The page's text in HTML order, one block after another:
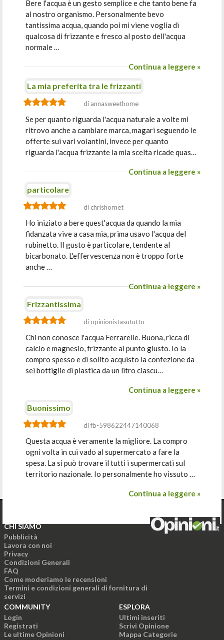
Bere l'acqua è un gesto semplice e che tanto bene fa
al nostro organismo. Personalmente bevo
tantissima acqua, quando poi mi viene voglia di
qualcosa di frizzante e fresco al posto dell'acqua
normale …
Continua a leggere »
La mia preferita tra le frizzanti
di annasweethome
Se per quanto riguarda l'acqua naturale a volte mi
ritrovo anche a cambiare marca, magari seguendo le
offerte sui vari volantini, invece per quanto
riguarda l'acqua frizzante la mia scelta ricade quas…
Continua a leggere »
particolare
di chrishornet
Ho iniziato a bere quest'acqua da quando la mia
fidanzata vive a casa mia, prima usavo l'acqua del
rubinetto. Il gusto è particolare, tendente al
bicarbonato. L'effervescenza non è troppo forte
anche …
Continua a leggere »
Frizzantissima
di opinionistasututto
Chi non conosce l'acqua Ferrarelle. Buona, ricca di
calcio e magnesio, frizzante al punto giusto. Io la
compro spesso e di solito acquisto la confezione da
sei bottiglie di plastica da un litro ciascu…
Continua a leggere »
Buonissimo
di fb-598622447140068
Questa acqua è veramente la migliore. La compro
ogni volta in cui vado al supermercato a fare la
spesa. La si può trovare il tutti i supermercati sul
territorio nazionale. Io personalmente ho vissuto …
Continua a leggere »
CHI SIAMO
Pubblicità
Lavora con noi
Privacy
Condizioni Generali
FAQ
Come moderiamo le recensioni
Termini e condizioni generali di fornitura di
servizi
COMMUNITY
Login
Registrati
Le ultime Opinioni
ESPLORA
Ultimi inseriti
Scrivi Opinione
Mappa Categorie